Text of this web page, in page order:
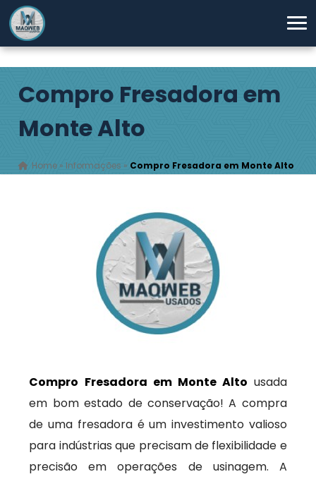
Compro Fresadora em
Monte Alto
Home » Informações » Compro Fresadora em Monte Alto
Compro Fresadora em Monte Alto usada
em bom estado de conservação! A compra
de uma fresadora é um investimento valioso
para indústrias que precisam de flexibilidade e
precisão em operações de usinagem. A